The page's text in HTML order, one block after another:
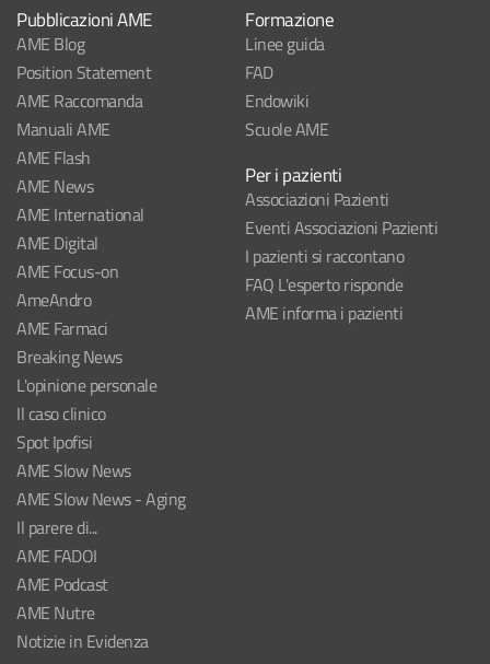
Pubblicazioni AME
AME Blog
Position Statement
AME Raccomanda
Manuali AME
AME Flash
AME News
AME International
AME Digital
AME Focus-on
AmeAndro
AME Farmaci
Breaking News
L'opinione personale
Il caso clinico
Spot Ipofisi
AME Slow News
AME Slow News - Aging
Il parere di...
AME FADOI
AME Podcast
AME Nutre
Notizie in Evidenza
Formazione
Linee guida
FAD
Endowiki
Scuole AME
Per i pazienti
Associazioni Pazienti
Eventi Associazioni Pazienti
I pazienti si raccontano
FAQ L'esperto risponde
AME informa i pazienti